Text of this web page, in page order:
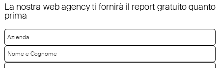
La nostra web agency ti fornirà il report gratuito quanto
prima